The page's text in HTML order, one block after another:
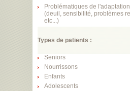
Problématiques de
(deuil, sensibilité, problèmes
etc...)
Types de patients :
Seniors
Nourrissons
Enfants
Adolescents